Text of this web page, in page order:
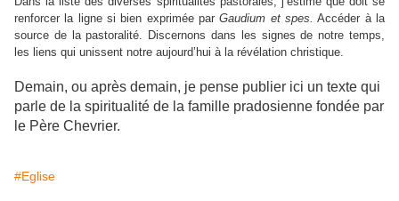
renforcer la ligne si bien exprimée parGaudium et spes. Accéder à la
source de la pastoralité. Discernons dans les signes de notre temps,
les liens qui unissent notre aujourd’hui à la révélation christique.
Demain, ou après demain, je pense publier ici un texte qui
parle de la spiritualité de la famille pradosienne fondée par
le Père Chevrier.
#Eglise